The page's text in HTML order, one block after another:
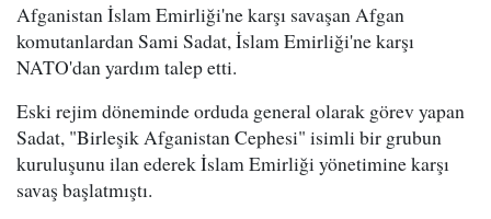
Afganistan İslam Emirliği'ne karşı savaşan Afgan
komutanlardan Sami Sadat, İslam Emirliği'ne karşı
NATO'dan yardım talep etti.
Eski rejim döneminde orduda general olarak görev yapan
Sadat, "Birleşik Afganistan Cephesi" isimli bir grubun
kuruluşunu ilan ederek İslam Emirliği yönetimine karşı
savaş başlatmıştı.